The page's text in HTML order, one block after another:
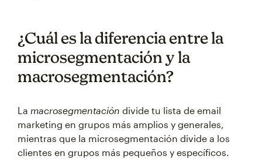
¿Cuál es la diferencia entre la
microsegmentación y la
macrosegmentación?
La macrosegmentación divide tu lista de email
marketing en grupos más amplios y generales,
mientras que la microsegmentación divide a los
clientes en grupos más pequeños y específicos.